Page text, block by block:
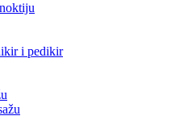
i pedikir